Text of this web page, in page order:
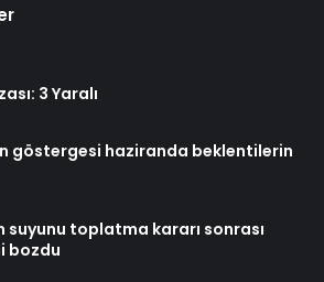
3 Yaralı
göstergesi haziranda beklentilerin
suyunu toplatma kararı sonrası
bozdu